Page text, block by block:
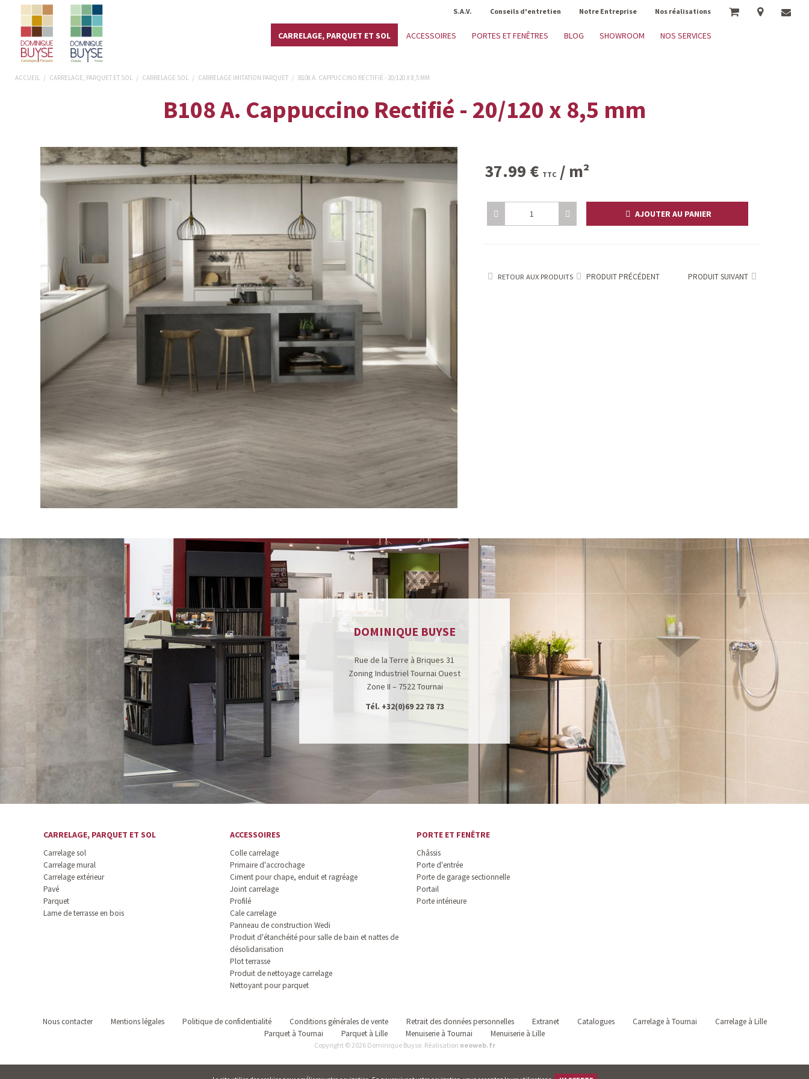
S.A.V. Conseils d'entretien Notre Entreprise Nos réalisations
CARRELAGE, PARQUET ET SOL ACCESSOIRES PORTES ET FENÊTRES BLOG SHOWROOM NOS SERVICES
ACCUEIL / CARRELAGE, PARQUET ET SOL / CARRELAGE SOL / CARRELAGE IMITATION PARQUET / B108 A. CAPPUCCINO RECTIFIÉ - 20/120 X 8,5 MM
B108 A. Cappuccino Rectifié - 20/120 x 8,5 mm
37.99 € TTC / m²
AJOUTER AU PANIER
RETOUR AUX PRODUITS PRODUIT PRÉCÉDENT PRODUIT SUIVANT
DOMINIQUE BUYSE
Rue de la Terre à Briques 31
Zoning Industriel Tournai Ouest
Zone II – 7522 Tournai
Tél. +32(0)69 22 78 73
CARRELAGE, PARQUET ET SOL
Carrelage sol
Carrelage mural
Carrelage extérieur
Pavé
Parquet
Lame de terrasse en bois
ACCESSOIRES
Colle carrelage
Primaire d'accrochage
Ciment pour chape, enduit et ragréage
Joint carrelage
Profilé
Cale carrelage
Panneau de construction Wedi
Produit d'étanchéité pour salle de bain et nattes de
désolidarisation
Plot terrasse
Produit de nettoyage carrelage
Nettoyant pour parquet
PORTE ET FENÊTRE
Châssis
Porte d'entrée
Porte de garage sectionnelle
Portail
Porte intérieure
Nous contacter Mentions légales Politique de confidentialité Conditions générales de vente Retrait des données personnelles Extranet Catalogues Carrelage à Tournai
Carrelage à Lille
Parquet à Tournai
Parquet à Lille Menuiserie à Tournai Menuiserie à Lille
Copyright © 2026 Dominique Buyse. Réalisation neoweb.fr